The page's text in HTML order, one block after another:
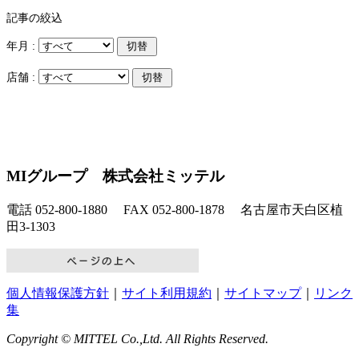
記事の絞込
年月 :
店舗 :
MIグループ 株式会社ミッテル
電話 052-800-1880 FAX 052-800-1878 名古屋市天白区植
田3-1303
個人情報保護方針 サイト利用規約 サイトマップ｜
リンク
集
Copyright © MITTEL Co.,Ltd. All Rights Reserved.